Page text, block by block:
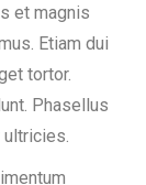
et magnis
Etiam dui
tortor.
Phasellus